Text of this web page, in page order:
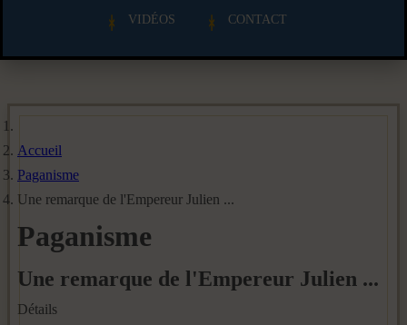
VIDÉOS CONTACT
Accueil
Paganisme
Une remarque de l'Empereur Julien ...
Paganisme
Une remarque de l'Empereur Julien ...
Détails